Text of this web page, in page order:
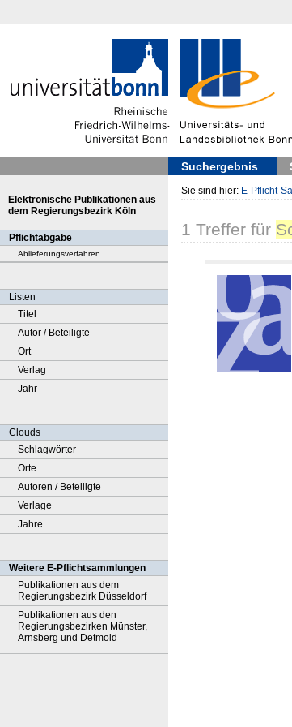
Suchergebnis
Elektronische Publikationen aus
dem Regierungsbezirk Köln
Pflichtabgabe
Ablieferungsverfahren
Listen
Titel
Autor / Beteiligte
Ort
Verlag
Jahr
Clouds
Schlagwörter
Orte
Autoren / Beteiligte
Verlage
Jahre
Weitere E-Pflichtsammlungen
Publikationen aus dem
Regierungsbezirk Düsseldorf
Publikationen aus den
Regierungsbezirken Münster,
Arnsberg und Detmold
Sie sind hier: E-Pflicht-
1 Treffer für